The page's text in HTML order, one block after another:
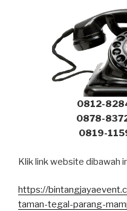
0812-
0878-
0819-
Klik link website dibawah
https://
taman-tegal-parang-